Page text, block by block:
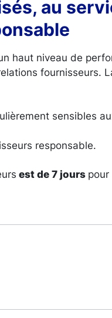
au
haut niveau de
fournisseurs.
sensibles
responsable.
est de 7 jours pour